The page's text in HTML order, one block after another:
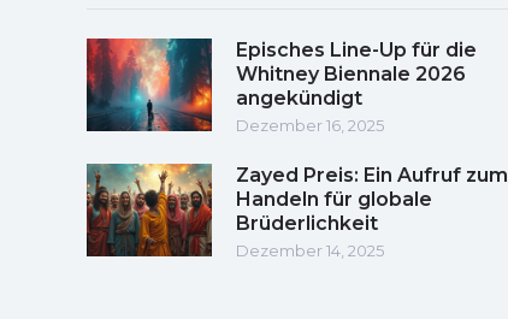
Episches Line-Up für die
Whitney Biennale 2026
angekündigt
Dezember 16, 2025
Zayed Preis: Ein Aufruf zum
Handeln für globale
Brüderlichkeit
Dezember 14, 2025